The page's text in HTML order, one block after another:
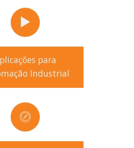
para
Industrial